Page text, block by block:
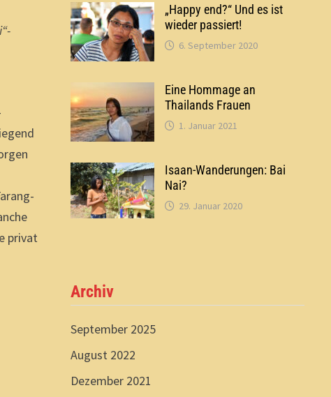
privat
„Happy end?“ Und es ist
wieder passiert!
6. September 2020
Eine Hommage an
Thailands Frauen
1. Januar 2021
Isaan-Wanderungen: Bai
Nai?
29. Januar 2020
Archiv
September 2025
August 2022
Dezember 2021